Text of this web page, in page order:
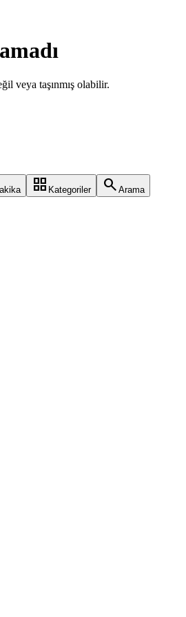
veya taşınmış olabilir.
grid_view Kategoriler search Arama